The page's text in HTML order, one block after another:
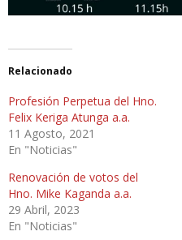
Relacionado
Profesión Perpetua del Hno.
Felix Keriga Atunga a.a.
11 Agosto, 2021
En "Noticias"
Renovación de votos del
Hno. Mike Kaganda a.a.
29 Abril, 2023
En "Noticias"